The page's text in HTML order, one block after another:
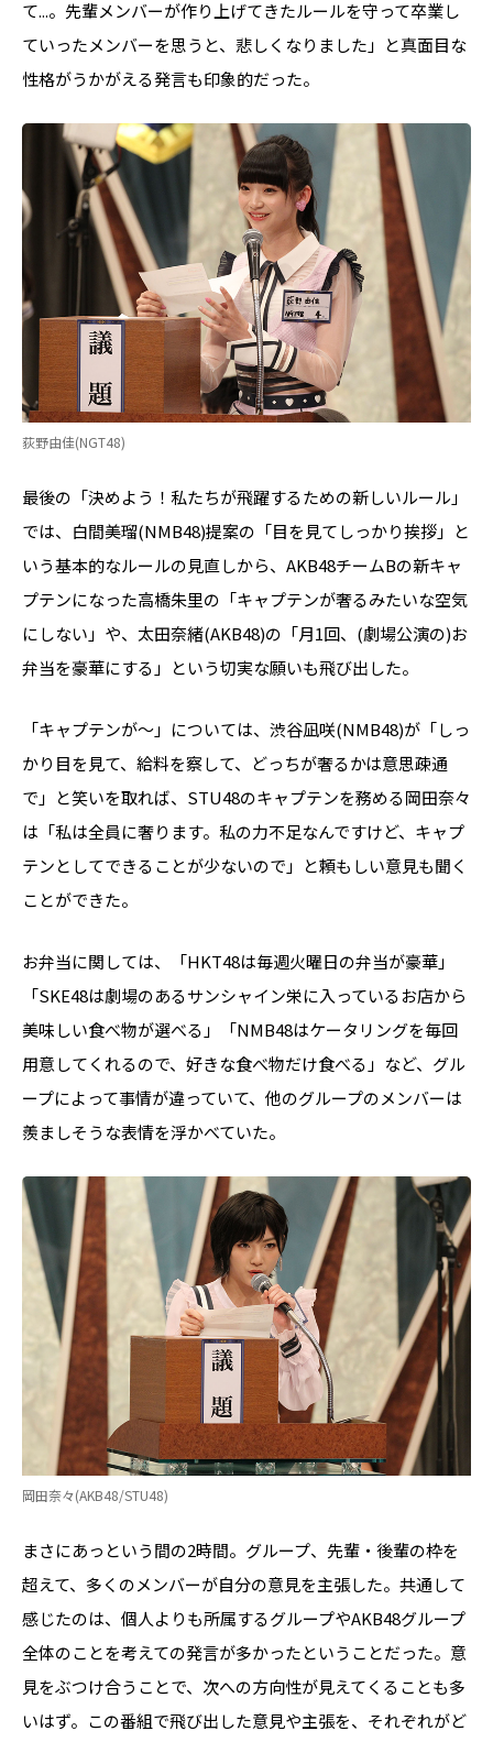
て...。先輩メンバーが作り上げてきたルールを守って卒業し
ていったメンバーを思うと、悲しくなりました」と真面目な
性格がうかがえる発言も印象的だった。
荻野由佳(NGT48)
最後の「決めよう！私たちが飛躍するための新しいルール」
では、白間美瑠(NMB48)提案の「目を見てしっかり挨拶」と
いう基本的なルールの見直しから、AKB48チームBの新キャ
プテンになった高橋朱里の「キャプテンが奢るみたいな空気
にしない」や、太田奈緒(AKB48)の「月1回、(劇場公演の)お
弁当を豪華にする」という切実な願いも飛び出した。
「キャプテンが〜」については、渋谷凪咲(NMB48)が「しっ
かり目を見て、給料を察して、どっちが奢るかは意思疎通
で」と笑いを取れば、STU48のキャプテンを務める岡田奈々
は「私は全員に奢ります。私の力不足なんですけど、キャプ
テンとしてできることが少ないので」と頼もしい意見も聞く
ことができた。
お弁当に関しては、「HKT48は毎週火曜日の弁当が豪華」
「SKE48は劇場のあるサンシャイン栄に入っているお店から
美味しい食べ物が選べる」「NMB48はケータリングを毎回
用意してくれるので、好きな食べ物だけ食べる」など、グル
ープによって事情が違っていて、他のグループのメンバーは
羨ましそうな表情を浮かべていた。
岡田奈々(AKB48/STU48)
まさにあっという間の2時間。グループ、先輩・後輩の枠を
超えて、多くのメンバーが自分の意見を主張した。共通して
感じたのは、個人よりも所属するグループやAKB48グループ
全体のことを考えての発言が多かったということだった。意
見をぶつけ合うことで、次への方向性が見えてくることも多
いはず。この番組で飛び出した意見や主張を、それぞれがど